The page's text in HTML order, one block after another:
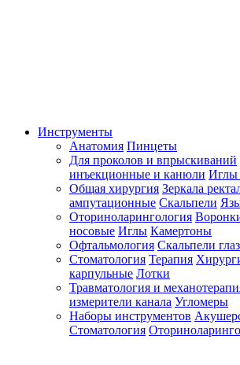
Инструменты
Анатомия Пинцеты
Для проколов и впрыскиваний
инъекционные и канюли Иглы
Общая хирургия Зеркала
ампутационные Скальпели
Оториноларингология
носовые Иглы Камертоны
Офтальмология Скальпели
Стоматология Терапия
карпульные Лотки
Травматология и
измерители канала Угломеры
Наборы инструментов
Стоматология